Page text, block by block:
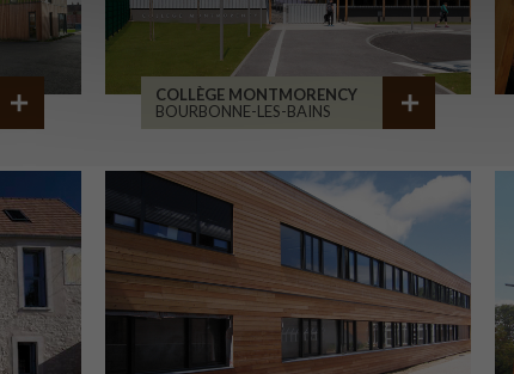
COLLÈGE MONTMORENCY
BOURBONNE-LES-BAINS